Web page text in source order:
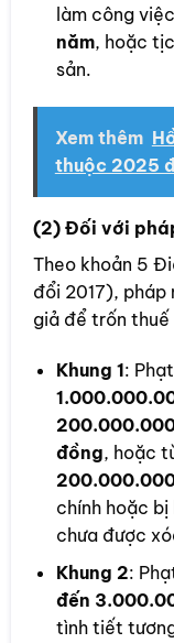
làm công
năm, hoặc
sản.
Xem thêm
thuộc 2025
(2) Đối với
Theo khoản 5
đổi 2017), pháp
giả để trốn thuế
Khung 1:
đồng, hoặc
chính hoặc
chưa được
Khung 2:
đến
tình tiết